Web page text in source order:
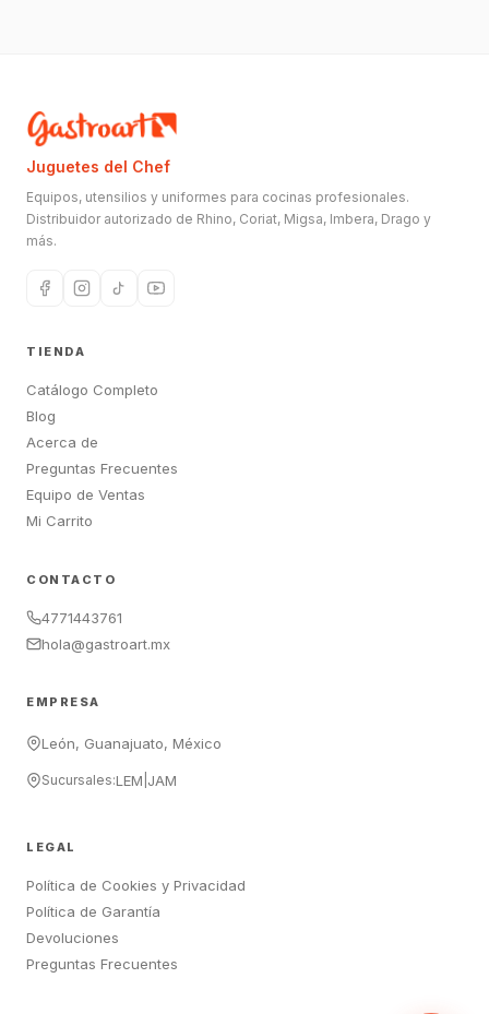
Juguetes del Chef
Equipos, utensilios y uniformes para cocinas profesionales.
Distribuidor autorizado de Rhino, Coriat, Migsa, Imbera, Drago y
más.
TIENDA
Catálogo Completo
Blog
Acerca de
Preguntas Frecuentes
Equipo de Ventas
Mi Carrito
CONTACTO
4771443761
hola@gastroart.mx
EMPRESA
León, Guanajuato, México
Sucursales:LEM JAM
LEGAL
Política de Cookies y Privacidad
Política de Garantía
Devoluciones
Preguntas Frecuentes